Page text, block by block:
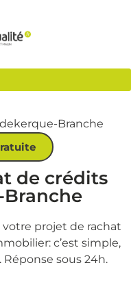
Branche
de crédits
projet de rachat
c’est simple,
sous 24h.